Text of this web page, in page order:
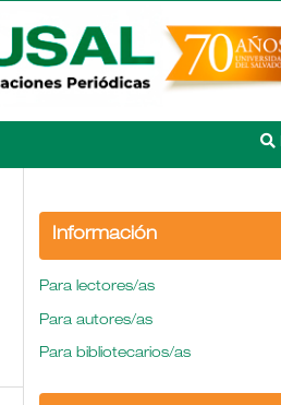
Información
Para lectores/as
Para autores/as
Para bibliotecarios/as